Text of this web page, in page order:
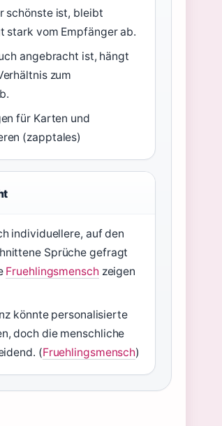
schönste ist, bleibt
stark vom Empfänger ab.
angebracht ist, hängt
zum
für Karten und
(zapptales)
individuellere, auf den
Sprüche gefragt
Fruehlingsmensch zeigen
könnte personalisierte
doch die menschliche
(Fruehlingsmensch)